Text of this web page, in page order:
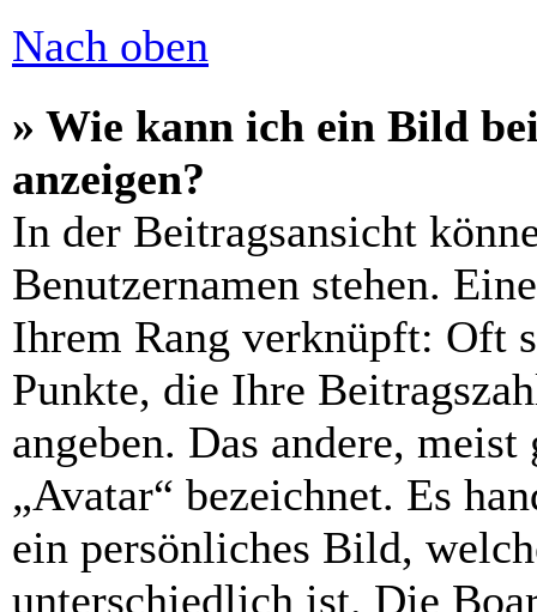
Nach oben
» Wie kann ich ein Bild
anzeigen?
In der Beitragsansicht
Benutzernamen stehen.
Ihrem Rang verknüpft: Oft
Punkte, die Ihre
angeben. Das andere,
„Avatar“ bezeichnet. Es
ein persönliches Bild,
unterschiedlich ist. Die